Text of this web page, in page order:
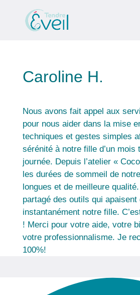
Caroline H.
Nous avons fait appel aux
pour nous aider dans la mise
techniques et gestes simples
sérénité à notre fille d’un mois
journée. Depuis l’atelier «
les durées de sommeil de
longues et de meilleure
partagé des outils qui apaisent
instantanément notre fille.
! Merci pour votre aide, votre
votre professionnalisme. Je
100%!